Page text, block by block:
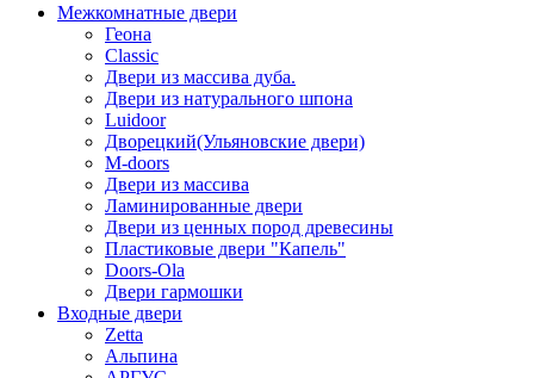
Межкомнатные двери
Геона
Classic
Двери из массива дуба.
Двери из натурального шпона
Luidoor
Дворецкий(Ульяновские двери)
M-doors
Двери из массива
Ламинированные двери
Двери из ценных пород древесины
Пластиковые двери "Капель"
Doors-Ola
Двери гармошки
Входные двери
Zetta
Альпина